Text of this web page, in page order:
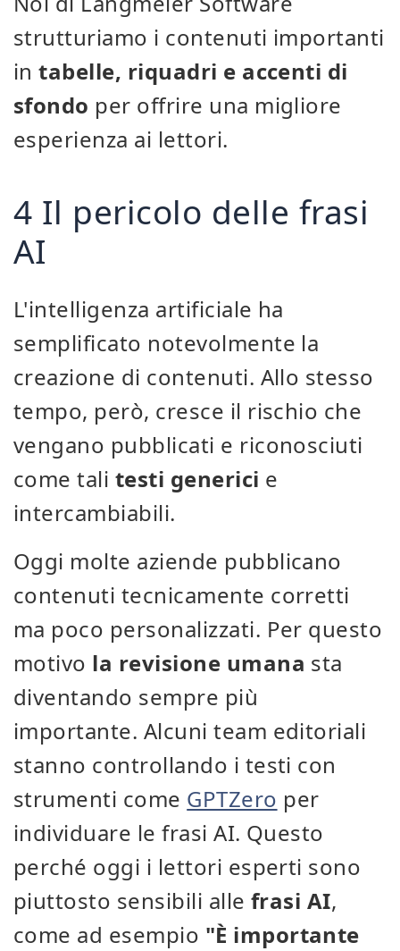
strutturiamo i contenuti importanti
intabelle, riquadri e accenti di
sfondo per offrire una migliore
esperienza ai lettori.
4 Il pericolo delle frasi
AI
L'intelligenza artificiale ha
semplificato notevolmente la
creazione di contenuti. Allo stesso
tempo, però, cresce il rischio che
vengano pubblicati e riconosciuti
come tali testi generici e
intercambiabili.
Oggi molte aziende pubblicano
contenuti tecnicamente corretti
ma poco personalizzati. Per questo
motivo la revisione umana sta
diventando sempre più
importante. Alcuni team editoriali
stanno controllando i testi con
strumenti come GPTZero per
individuare le frasi AI. Questo
perché oggi i lettori esperti sono
piuttosto sensibili alle frasi AI,
come ad esempio "È importante